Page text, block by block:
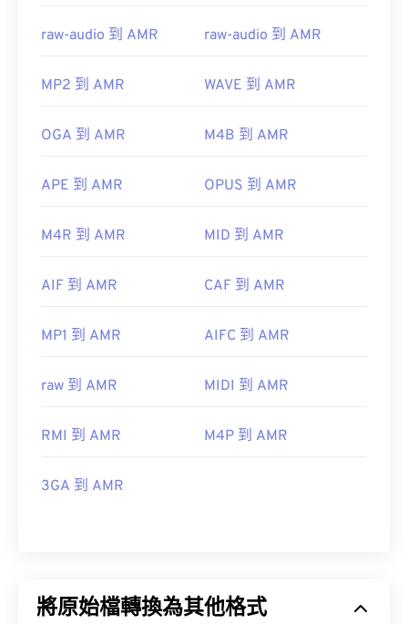
raw-audio 到 AMR raw-audio 到 AMR
MP2 到 AMR WAVE 到 AMR
OGA 到 AMR M4B 到 AMR
APE 到 AMR OPUS 到 AMR
M4R 到 AMR MID 到 AMR
AIF 到 AMR CAF 到 AMR
MP1 到 AMR AIFC 到 AMR
raw 到 AMR MIDI 到 AMR
RMI 到 AMR M4P 到 AMR
3GA 到 AMR
將原始檔轉換為其他格式